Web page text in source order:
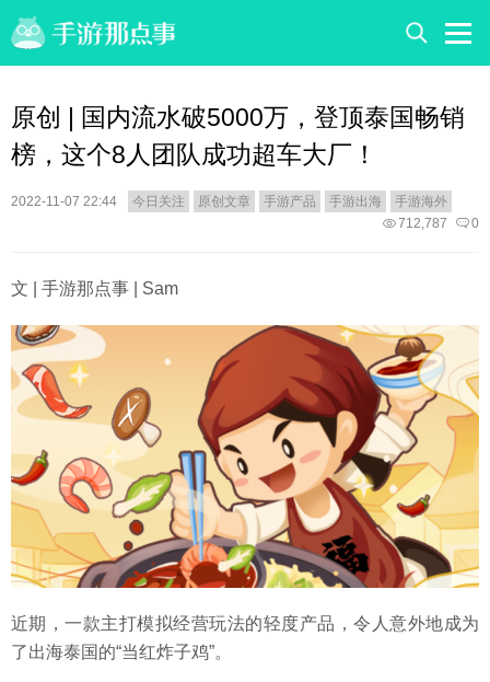
原创 | 国内流水破5000万，登顶泰国畅销
榜，这个8人团队成功超车大厂！
2022-11-07 22:44 今日关注 原创文章 手游产品 手游出海
手游海外
0
712,787
文 | 手游那点事 | Sam
近期，一款主打模拟经营玩法的轻度产品，令人意外地成为
了出海泰国的“当红炸子鸡”。